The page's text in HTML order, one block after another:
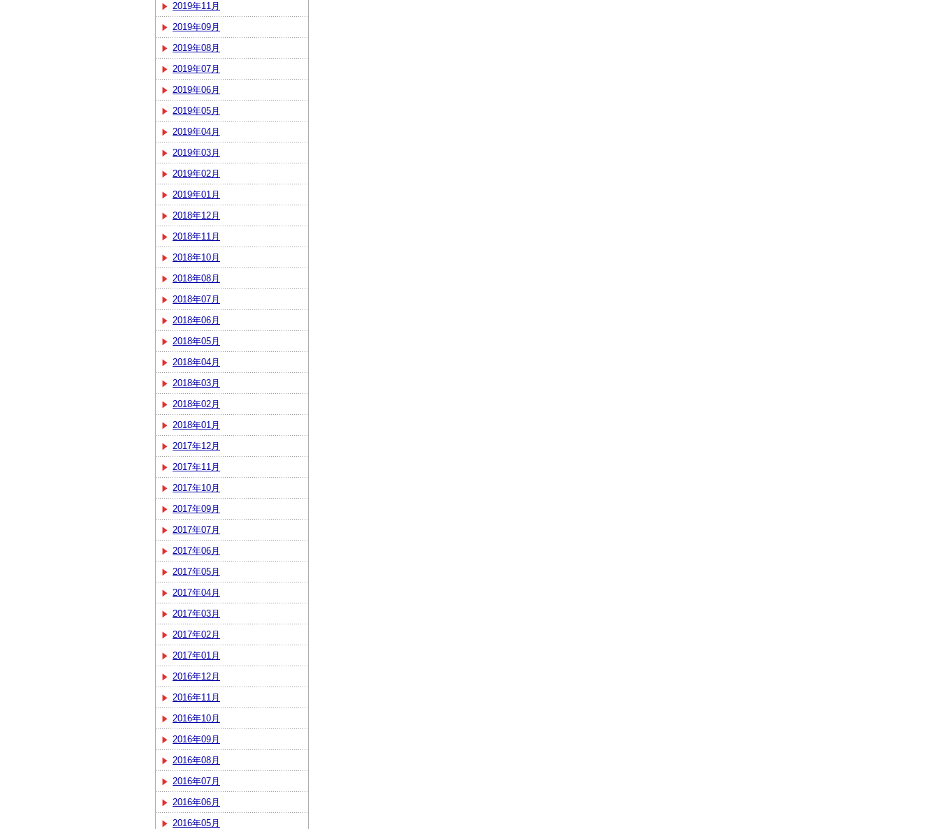
2019年11月
2019年09月
2019年08月
2019年07月
2019年06月
2019年05月
2019年04月
2019年03月
2019年02月
2019年01月
2018年12月
2018年11月
2018年10月
2018年08月
2018年07月
2018年06月
2018年05月
2018年04月
2018年03月
2018年02月
2018年01月
2017年12月
2017年11月
2017年10月
2017年09月
2017年07月
2017年06月
2017年05月
2017年04月
2017年03月
2017年02月
2017年01月
2016年12月
2016年11月
2016年10月
2016年09月
2016年08月
2016年07月
2016年06月
2016年05月